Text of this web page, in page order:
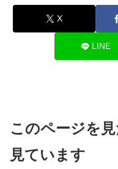
X
LINE
このページを
見ています